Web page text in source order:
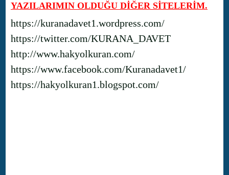
YAZILARIMIN OLDUĞU DİĞER SİTELERİM.
https://kuranadavet1.wordpress.com/
https://twitter.com/KURANA_DAVET
http://www.hakyolkuran.com/
https://www.facebook.com/Kuranadavet1/
https://hakyolkuran1.blogspot.com/